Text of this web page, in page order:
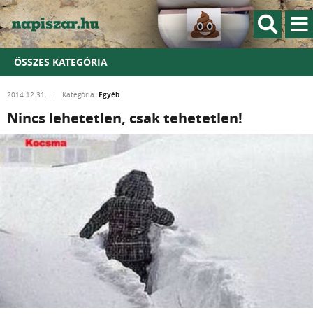
ÖSSZES KATEGÓRIA
2014.12.31. Kategória: Egyéb
Nincs lehetetlen, csak tehetetlen!